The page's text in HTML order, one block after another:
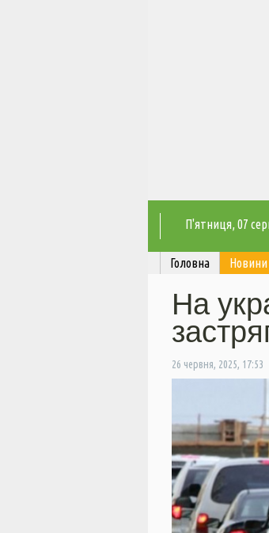
П'ятниця, 07
Головна Новини
На
26 червня, 2025, 17:53